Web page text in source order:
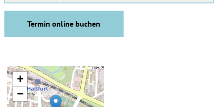
Termin online buchen
+
−